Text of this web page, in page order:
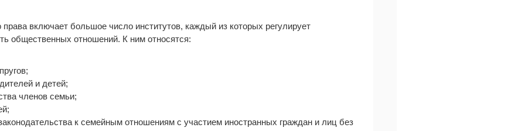
включает большое число институтов, каждый из которых регулирует
общественных отношений. К ним относятся:
и детей;
членов семьи;
к семейным отношениям с участием иностранных граждан и лиц без